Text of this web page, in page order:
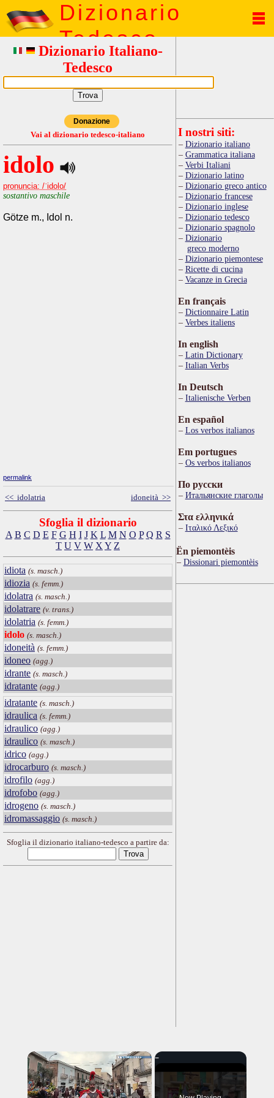
Dizionario
Tedesco
Dizionario Italiano-
Tedesco
Donazione
Vai al dizionario tedesco-italiano
idolo
pronuncia: /ˈidolo/
sostantivo maschile
Götze m., Idol n.
permalink
<< idolatria idoneità >>
Sfoglia il dizionario
A B C D E F G H I J K L M N O P Q R S
T U V W X Y Z
idiota (s. masch.)
idiozia (s. femm.)
idolatra (s. masch.)
idolatrare (v. trans.)
idolatria (s. femm.)
idolo (s. masch.)
idoneità (s. femm.)
idoneo (agg.)
idrante (s. masch.)
idratante (agg.)
idratante (s. masch.)
idraulica (s. femm.)
idraulico (agg.)
idraulico (s. masch.)
idrico (agg.)
idrocarburo (s. masch.)
idrofilo (agg.)
idrofobo (agg.)
idrogeno (s. masch.)
idromassaggio (s. masch.)
Sfoglia il dizionario italiano-tedesco a partire da:
I nostri siti:
Dizionario italiano
Grammatica italiana
Verbi Italiani
Dizionario latino
Dizionario greco antico
Dizionario francese
Dizionario inglese
Dizionario tedesco
Dizionario spagnolo
Dizionario
greco moderno
Dizionario piemontese
Ricette di cucina
Vacanze in Grecia
En français
Dictionnaire Latin
Verbes italiens
In english
Latin Dictionary
Italian Verbs
In Deutsch
Italienische Verben
En español
Los verbos italianos
Em portugues
Os verbos italianos
По русски
Итальянские глаголы
Στα ελληνικά
Ιταλικό Λεξικό
Ën piemontèis
Dissionari piemontèis
×